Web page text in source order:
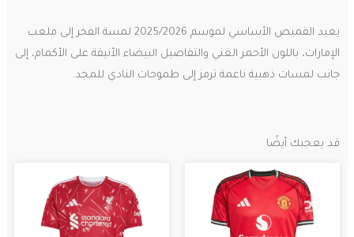
يعيد القميص الأساسي لموسم 2025/2026 لمسة الفخر إلى ملعب
الإمارات، باللون الأحمر الغني والتفاصيل البيضاء الأنيقة على الأكمام، إلى
جانب لمسات ذهبية ناعمة ترمز إلى طموحات النادي للمجد.
قد يعجبك أيضًا